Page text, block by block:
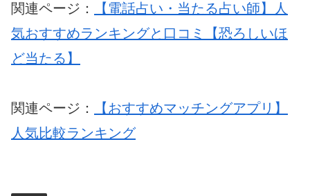
関連ページ：
【電話占い・当たる占い師】人
気おすすめランキングと口コミ【恐ろしいほ
ど当たる】
関連ページ：
【おすすめマッチングアプリ】
人気比較ランキング